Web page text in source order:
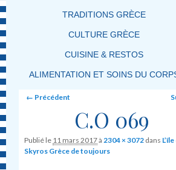
TRADITIONS GRÈCE
CULTURE GRÈCE
CUISINE & RESTOS
ALIMENTATION ET SOINS DU
Image navigation
← Précédent
C.O 069
Publié le 11 mars 2017à2304 × 3072 dans
Skyros Grèce de toujours